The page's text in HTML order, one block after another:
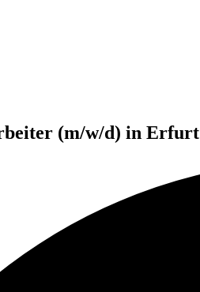
(m/w/d) in Erfurt